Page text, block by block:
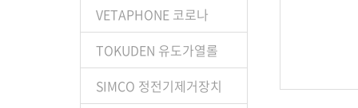
VETAPHONE 코로나
TOKUDEN 유도가열롤
SIMCO 정전기제거장치